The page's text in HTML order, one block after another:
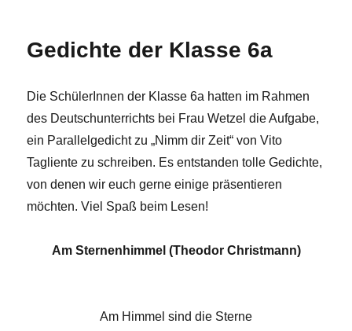
Gedichte der Klasse 6a
Die SchülerInnen der Klasse 6a hatten im Rahmen
des Deutschunterrichts bei Frau Wetzel die Aufgabe,
ein Parallelgedicht zu „Nimm dir Zeit“ von Vito
Tagliente zu schreiben. Es entstanden tolle Gedichte,
von denen wir euch gerne einige präsentieren
möchten. Viel Spaß beim Lesen!
Am Sternenhimmel (Theodor Christmann)
Am Himmel sind die Sterne